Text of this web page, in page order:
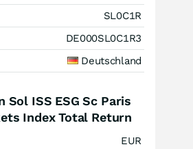
SL0C1R
DE000SL0C1R3
Deutschland
ISS ESG Sc Paris
Index Total Return
EUR